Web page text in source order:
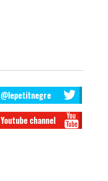
@lepetitnegre
Youtube channel